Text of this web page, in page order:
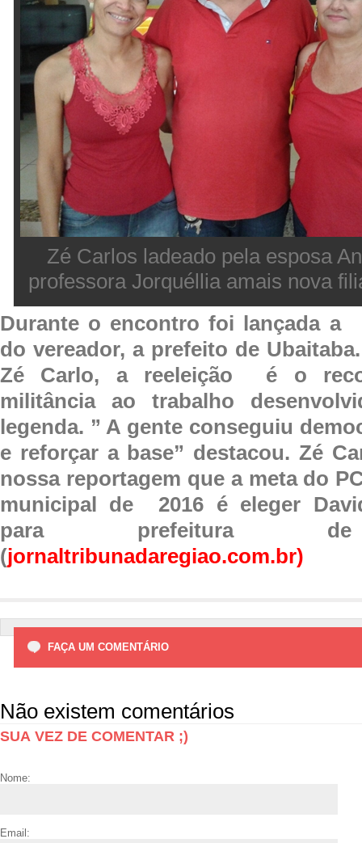
Zé Carlos ladeado pela esposa
professora Jorquéllia amais nova
Durante o encontro foi lançada a
do vereador, a prefeito de
Zé Carlo, a reeleição é o
militância ao trabalho
legenda. ” A gente conseguiu
e reforçar a base” destacou. Zé
nossa reportagem que a meta do
municipal de 2016 é eleger
para prefeitura de
(jornaltribunadaregiao.com.br)
FAÇA UM COMENTÁRIO
Não existem comentários
SUA VEZ DE COMENTAR ;)
Nome:
Email: